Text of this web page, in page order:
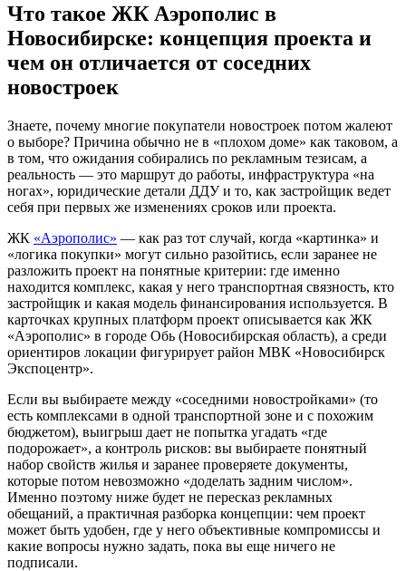
Что такое ЖК Аэрополис в
Новосибирске: концепция проекта и
чем он отличается от соседних
новостроек
Знаете, почему многие покупатели новостроек потом жалеют
о выборе? Причина обычно не в «плохом доме» как таковом, а
в том, что ожидания собирались по рекламным тезисам, а
реальность — это маршрут до работы, инфраструктура «на
ногах», юридические детали ДДУ и то, как застройщик ведет
себя при первых же изменениях сроков или проекта.
ЖК «Аэрополис» — как раз тот случай, когда «картинка» и
«логика покупки» могут сильно разойтись, если заранее не
разложить проект на понятные критерии: где именно
находится комплекс, какая у него транспортная связность, кто
застройщик и какая модель финансирования используется. В
карточках крупных платформ проект описывается как ЖК
«Аэрополис» в городе Обь (Новосибирская область), а среди
ориентиров локации фигурирует район МВК «Новосибирск
Экспоцентр».
Если вы выбираете между «соседними новостройками» (то
есть комплексами в одной транспортной зоне и с похожим
бюджетом), выигрыш дает не попытка угадать «где
подорожает», а контроль рисков: вы выбираете понятный
набор свойств жилья и заранее проверяете документы,
которые потом невозможно «доделать задним числом».
Именно поэтому ниже будет не пересказ рекламных
обещаний, а практичная разборка концепции: чем проект
может быть удобен, где у него объективные компромиссы и
какие вопросы нужно задать, пока вы еще ничего не
подписали.